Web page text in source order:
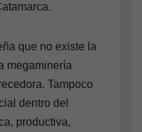
que no existe la
megaminería
Tampoco
dentro del
productiva,